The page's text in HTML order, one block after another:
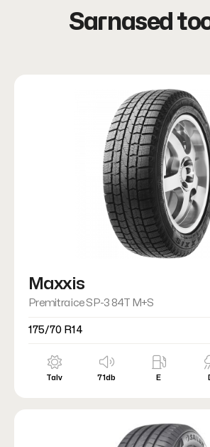
Sarnased
Maxxis
Premitra ice SP-3 84T M+S
175/70 R14
Talv 71db E